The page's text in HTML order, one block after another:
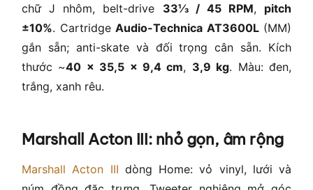
chữ J nhôm, belt-drive 33⅓ / 45 RPM, pitch
±10%. Cartridge Audio-Technica AT3600L(MM)
gắn sẵn; anti-skate và đối trọng cân sẵn. Kích
thước ~40 × 35,5 × 9,4 cm, 3,9 kg. Màu: đen,
trắng, xanh rêu.
Marshall Acton III: nhỏ gọn, âm rộng
Marshall Acton III dòng Home: vỏ vinyl, lưới và